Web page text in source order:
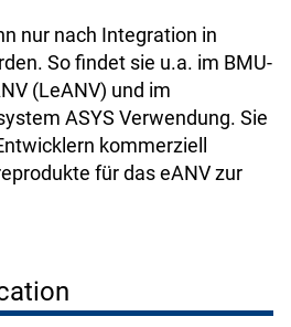
nur nach Integration in
So findet sie u.a. im BMU-
(LeANV) und im
ASYS Verwendung. Sie
kommerziell
für das eANV zur